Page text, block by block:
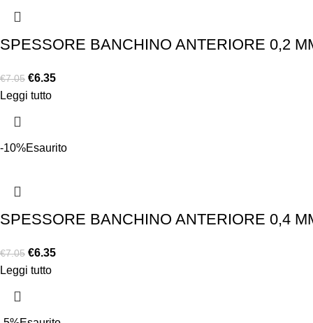
SPESSORE BANCHINO ANTERIORE 0,2
€7.05 €6.35
Leggi tutto
-10%Esaurito
SPESSORE BANCHINO ANTERIORE 0,4
€7.05 €6.35
Leggi tutto